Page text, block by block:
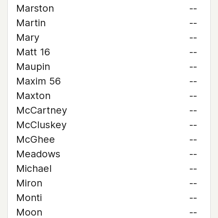
Marston
--
Martin
--
Mary
--
Matt 16
--
Maupin
--
Maxim 56
--
Maxton
--
McCartney
--
McCluskey
--
McGhee
--
Meadows
--
Michael
--
Miron
--
Monti
--
Moon
--